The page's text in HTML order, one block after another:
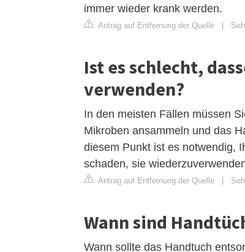
immer wieder krank werden.
Antrag auf Entfernung der Quelle |
Ist es schlecht,
verwenden?
In den meisten Fällen müssen
Mikroben ansammeln und das
diesem Punkt ist es notwendig,
schaden, sie
Antrag auf Entfernung der Quelle |
Wann sind
Wann sollte das Handtuch